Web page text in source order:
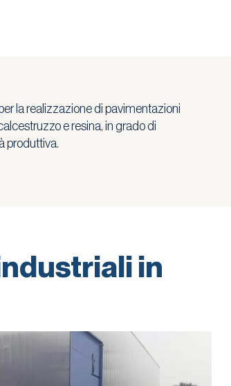
la realizzazione di pavimentazioni
e resina, in grado di
produttiva.
in